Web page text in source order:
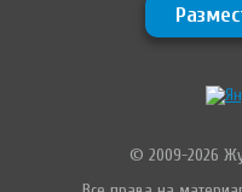
© 2009-2026